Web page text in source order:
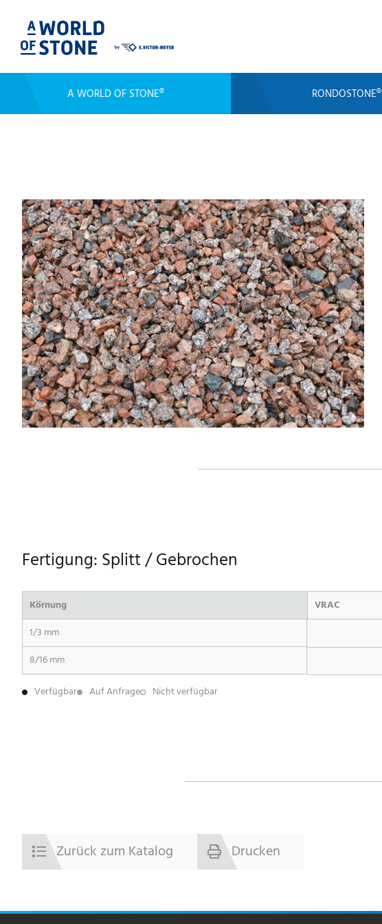
A WORLD OF STONE® RONDOSTONE®
Fertigung: Splitt / Gebrochen
Körnung VRAC
1/3 mm
8/16 mm
Verfügbar
Auf Anfrage Nicht verfügbar
Zurück zum Katalog Drucken